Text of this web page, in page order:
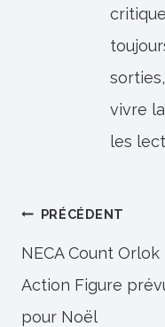
vivre
les
Navigation
de
l’article
PRÉCÉDENT
NECA Count Orlok
Action Figure
pour Noël